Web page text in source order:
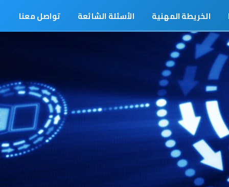
الخريطة المهنية الأسئلة الشائعة تواصل معنا